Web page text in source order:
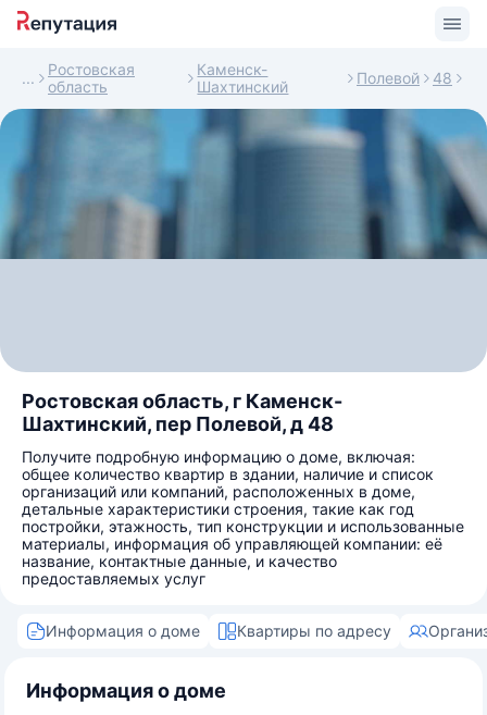
Ростовская
область
Каменск-
Шахтинский
Полевой 48
Ростовская область, г Каменск-
Шахтинский, пер Полевой, д 48
Получите подробную информацию о доме, включая:
общее количество квартир в здании, наличие и список
организаций или компаний, расположенных в доме,
детальные характеристики строения, такие как год
постройки, этажность, тип конструкции и использованные
материалы, информация об управляющей компании: её
название, контактные данные, и качество
предоставляемых услуг
Информация о доме Квартиры по адресу
Информация о доме